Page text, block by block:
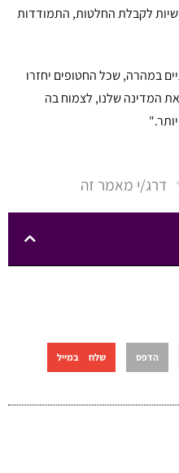
לקבלת החלטות, התמודדות
במהרה, שכל החטופים יחזרו
המדינה שלנו, לצמוח בה
דרג/י מאמר זה
הדפס שלח במייל